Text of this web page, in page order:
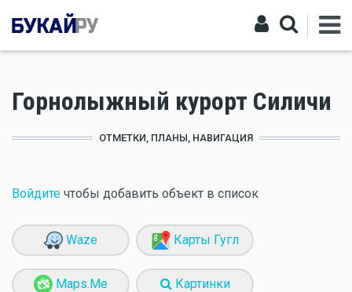
Горнолыжный курорт Силичи
ОТМЕТКИ, ПЛАНЫ, НАВИГАЦИЯ
Войдите чтобы добавить объект в список
Waze Карты Гугл
Maps.Me Картинки